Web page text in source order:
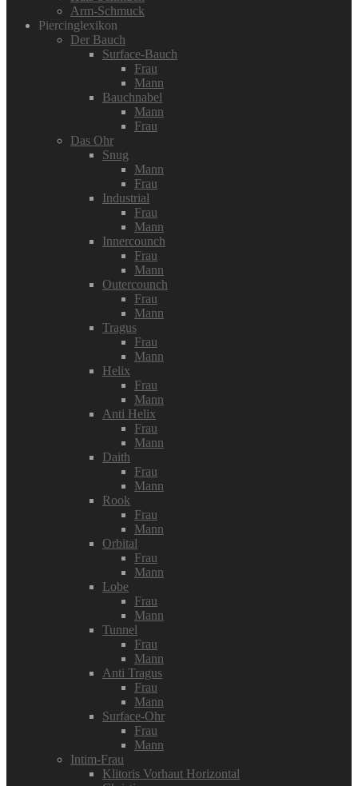
Arm-Schmuck
Piercinglexikon
Der Bauch
Surface-Bauch
Frau
Mann
Bauchnabel
Mann
Frau
Das Ohr
Snug
Mann
Frau
Industrial
Frau
Mann
Innercounch
Frau
Mann
Outercounch
Frau
Mann
Tragus
Frau
Mann
Helix
Frau
Mann
Anti Helix
Frau
Mann
Daith
Frau
Mann
Rook
Frau
Mann
Orbital
Frau
Mann
Lobe
Frau
Mann
Tunnel
Frau
Mann
Anti Tragus
Frau
Mann
Surface-Ohr
Frau
Mann
Intim-Frau
Klitoris Vorhaut Horizontal